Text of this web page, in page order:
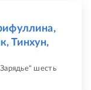
Тинхун,
шесть